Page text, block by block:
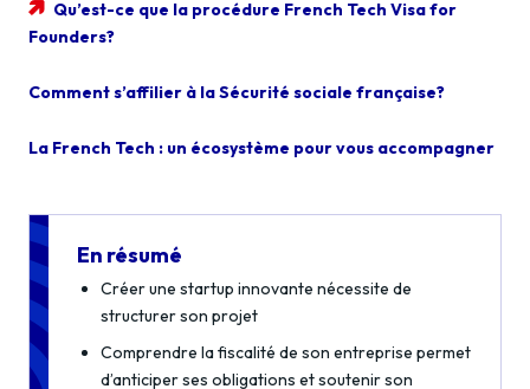
Qu’est-ce que la procédure French Tech Visa for
Founders?
Comment s’affilier à la Sécurité sociale française?
La French Tech : un écosystème pour vous accompagner
En résumé
Créer une startup innovante nécessite de
structurer son projet
Comprendre la fiscalité de son entreprise permet
d’anticiper ses obligations et soutenir son